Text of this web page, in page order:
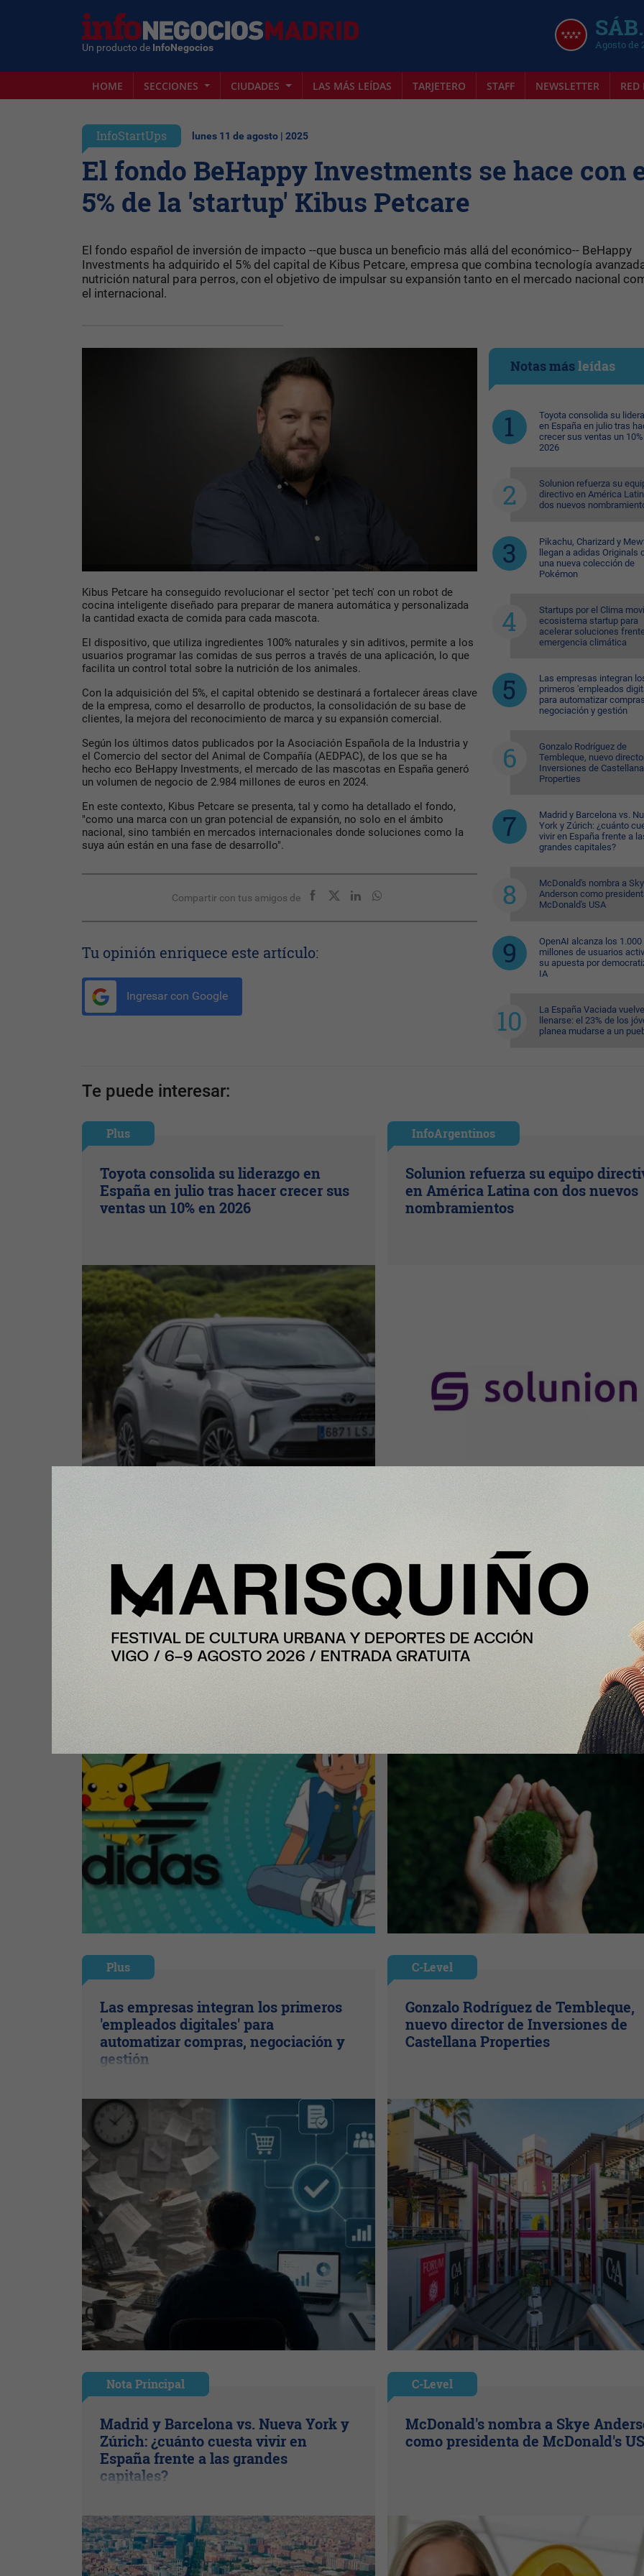
Un producto de InfoNegocios Agosto de
HOME SECCIONES CIUDADES LAS MÁS LEÍDAS TARJETERO STAFF NEWSLETTER RED
InfoStartUps lunes 11 de agosto | 2025
El fondo BeHappy Investments se hace con
5% de la 'startup' Kibus Petcare
El fondo español de inversión de impacto --que busca un beneficio más allá del económico-- BeHappy
Investments ha adquirido el 5% del capital de Kibus Petcare, empresa que combina tecnología
nutrición natural para perros, con el objetivo de impulsar su expansión tanto en el mercado nacional
el internacional.
Kibus Petcare ha conseguido revolucionar el sector 'pet tech' con un robot de
cocina inteligente diseñado para preparar de manera automática y personalizada
la cantidad exacta de comida para cada mascota.
El dispositivo, que utiliza ingredientes 100% naturales y sin aditivos, permite a los
usuarios programar las comidas de sus perros a través de una aplicación, lo que
facilita un control total sobre la nutrición de los animales.
Con la adquisición del 5%, el capital obtenido se destinará a fortalecer áreas clave
de la empresa, como el desarrollo de productos, la consolidación de su base de
clientes, la mejora del reconocimiento de marca y su expansión comercial.
Según los últimos datos publicados por la Asociación Española de la Industria y
el Comercio del sector del Animal de Compañía (AEDPAC), de los que se ha
hecho eco BeHappy Investments, el mercado de las mascotas en España generó
un volumen de negocio de 2.984 millones de euros en 2024.
En este contexto, Kibus Petcare se presenta, tal y como ha detallado el fondo,
"como una marca con un gran potencial de expansión, no solo en el ámbito
nacional, sino también en mercados internacionales donde soluciones como la
suya aún están en una fase de desarrollo".
Compartir con tus amigos de
Tu opinión enriquece este artículo:
Ingresar con Google
Notas másleídas
Toyota consolida su
en España en julio tras
crecer sus ventas un
2026
Solunion refuerza su
directivo en América
dos nuevos
Pikachu, Charizard y
llegan a adidas Originals
una nueva colección de
Pokémon
Startups por el Clima
ecosistema startup para
acelerar soluciones
emergencia climática
Las empresas integran
primeros 'empleados
para automatizar
negociación y gestión
Gonzalo Rodríguez de
Tembleque, nuevo
Inversiones de Castellana
Properties
Madrid y Barcelona vs.
York y Zúrich: ¿cuánto
vivir en España frente a
grandes capitales?
McDonald's nombra a
Anderson como
McDonald's USA
OpenAI alcanza los 1.000
millones de usuarios
su apuesta por
IA
La España Vaciada
llenarse: el 23% de los
planea mudarse a un
Te puede interesar:
Plus
Toyota consolida su liderazgo en
España en julio tras hacer crecer sus
ventas un 10% en 2026
InfoArgentinos
Solunion refuerza su equipo
en América Latina con dos nuevos
nombramientos
Pikachu, Charizard y Mewtwo llegan
a adidas Originals con una nueva
Startups por el Clima moviliza al
ecosistema startup para acelerar
soluciones frente a la emergencia
climática
Plus
Las empresas integran los primeros
'empleados digitales' para
automatizar compras, negociación y
gestión
C-Level
Gonzalo Rodríguez de Tembleque,
nuevo director de Inversiones de
Castellana Properties
Nota Principal
Madrid y Barcelona vs. Nueva York y
Zúrich: ¿cuánto cuesta vivir en
España frente a las grandes
capitales?
C-Level
McDonald's nombra a Skye
como presidenta de McDonald's